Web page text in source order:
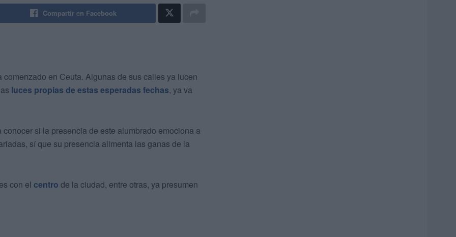
Compartir en Facebook
comenzado en Ceuta. Algunas de sus calles ya lucen
luces propias de estas esperadas fechas, ya va
si la presencia de este alumbrado emociona a
sí que su presencia alimenta las ganas de la
con el centro de la ciudad, entre otras, ya presumen